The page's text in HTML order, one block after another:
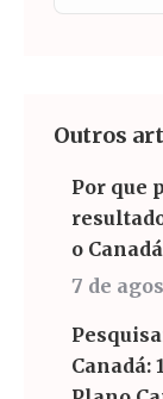
Outros
Por que
o Canadá
7 de
Canadá: